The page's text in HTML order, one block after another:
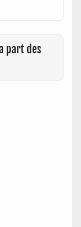
part des